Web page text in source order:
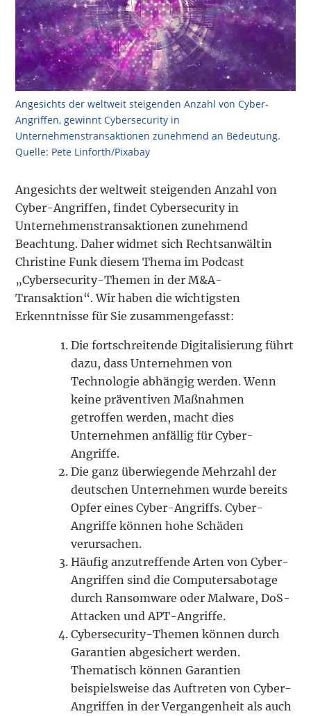
Angesichts der weltweit steigenden Anzahl von Cyber-
Angriffen, gewinnt Cybersecurity in
Unternehmenstransaktionen zunehmend an Bedeutung.
Quelle: Pete Linforth/Pixabay
Angesichts der weltweit steigenden Anzahl von
Cyber-Angriffen, findet Cybersecurity in
Unternehmenstransaktionen zunehmend
Beachtung. Daher widmet sich Rechtsanwältin
Christine Funk diesem Thema im Podcast
„Cybersecurity-Themen in der M&A-
Transaktion“. Wir haben die wichtigsten
Erkenntnisse für Sie zusammengefasst:
Die fortschreitende Digitalisierung führt
dazu, dass Unternehmen von
Technologie abhängig werden. Wenn
keine präventiven Maßnahmen
getroffen werden, macht dies
Unternehmen anfällig für Cyber-
Angriffe.
Die ganz überwiegende Mehrzahl der
deutschen Unternehmen wurde bereits
Opfer eines Cyber-Angriffs. Cyber-
Angriffe können hohe Schäden
verursachen.
Häufig anzutreffende Arten von Cyber-
Angriffen sind die Computersabotage
durch Ransomware oder Malware, DoS-
Attacken und APT-Angriffe.
Cybersecurity-Themen können durch
Garantien abgesichert werden.
Thematisch können Garantien
beispielsweise das Auftreten von Cyber-
Angriffen in der Vergangenheit als auch